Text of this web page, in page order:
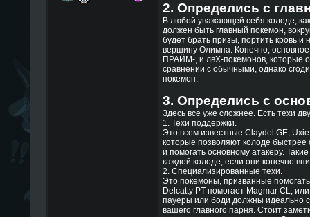
2. Определись с
В любой уважающей себя колоде,
должен быть главный покемон,
будет брать призы, портить кровь
вершину Олимпа. Конечно,
ПРАЙМ-, и лвХ-покемонов, которые
сравнении с обычными, однако
покемон.
3. Определись с
Здесь все уже сложнее. Есть техи
1. Техи поддержки.
Это всем известные Claydol GE,
которые позволяют колоде быстрее
и помогать основному атакеру.
каждой колоде, если они конечно
2. Специализированные техи.
Это покемоны, призванные
Delcatty PT помогает Magmar CL,
пауеры или боди должны идеально
вашего главного парня. Стоит